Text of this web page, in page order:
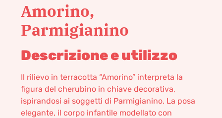
Amorino,
Parmigianino
Descrizione e utilizzo
Il rilievo in terracotta “Amorino” interpreta la
figura del cherubino in chiave decorativa,
ispirandosi ai soggetti di Parmigianino. La posa
elegante, il corpo infantile modellato con